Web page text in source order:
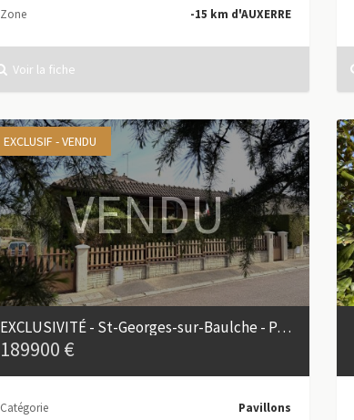
Zone
-15 km d'AUXERRE
Voir la fiche
EXCLUSIF - VENDU
VENDU
EXCLUSIVITÉ - St-Georges-sur-Baulche - Pavillon 4 pièces avec vie de plain-pied
189900 €
Catégorie
Pavillons